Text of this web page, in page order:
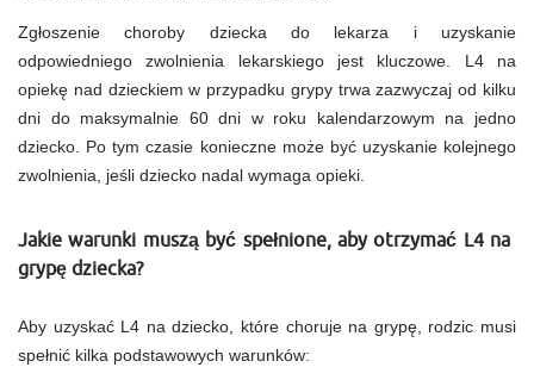
Zgłoszenie choroby dziecka do lekarza i uzyskanie
odpowiedniego zwolnienia lekarskiego jest kluczowe. L4 na
opiekę nad dzieckiem w przypadku grypy trwa zazwyczaj od kilku
dni do maksymalnie 60 dni w roku kalendarzowym na jedno
dziecko. Po tym czasie konieczne może być uzyskanie kolejnego
zwolnienia, jeśli dziecko nadal wymaga opieki.
Jakie warunki muszą być spełnione, aby otrzymać L4 na
grypę dziecka?
Aby uzyskać L4 na dziecko, które choruje na grypę, rodzic musi
spełnić kilka podstawowych warunków: